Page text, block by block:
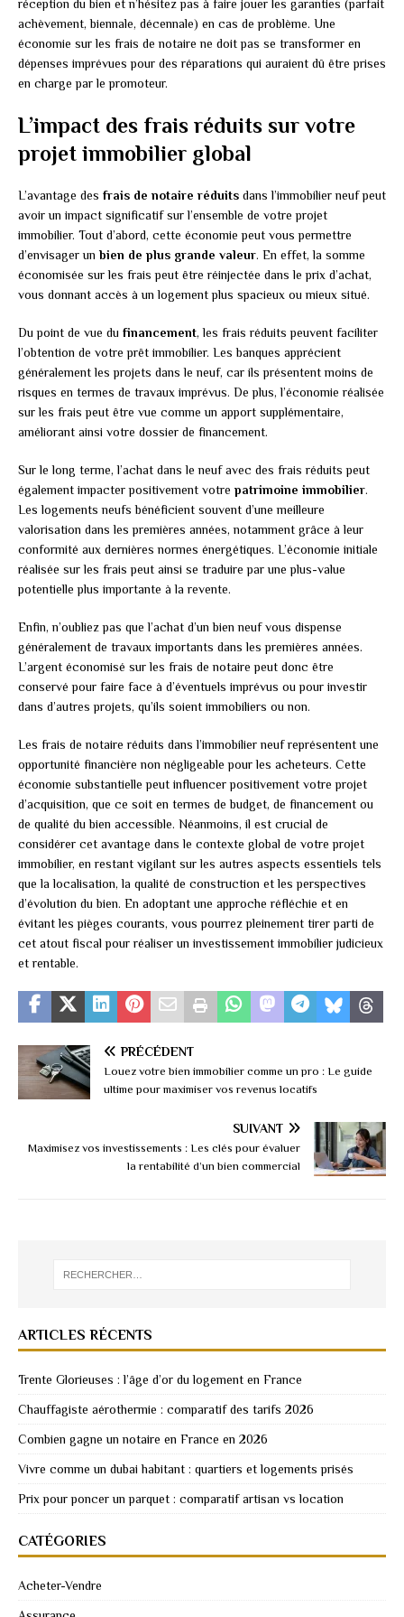
réception du bien et n’hésitez pas à faire jouer les garanties (parfait
achèvement, biennale, décennale) en cas de problème. Une
économie sur les frais de notaire ne doit pas se transformer en
dépenses imprévues pour des réparations qui auraient dû être prises
en charge par le promoteur.
L’impact des frais réduits sur votre
projet immobilier global
L’avantage des frais de notaire réduits dans l’immobilier neuf peut
avoir un impact significatif sur l’ensemble de votre projet
immobilier. Tout d’abord, cette économie peut vous permettre
d’envisager unbien de plus grande valeur. En effet, la somme
économisée sur les frais peut être réinjectée dans le prix d’achat,
vous donnant accès à un logement plus spacieux ou mieux situé.
Du point de vue du financement, les frais réduits peuvent faciliter
l’obtention de votre prêt immobilier. Les banques apprécient
généralement les projets dans le neuf, car ils présentent moins de
risques en termes de travaux imprévus. De plus, l’économie réalisée
sur les frais peut être vue comme un apport supplémentaire,
améliorant ainsi votre dossier de financement.
Sur le long terme, l’achat dans le neuf avec des frais réduits peut
également impacter positivement votre patrimoine immobilier.
Les logements neufs bénéficient souvent d’une meilleure
valorisation dans les premières années, notamment grâce à leur
conformité aux dernières normes énergétiques. L’économie initiale
réalisée sur les frais peut ainsi se traduire par une plus-value
potentielle plus importante à la revente.
Enfin, n’oubliez pas que l’achat d’un bien neuf vous dispense
généralement de travaux importants dans les premières années.
L’argent économisé sur les frais de notaire peut donc être
conservé pour faire face à d’éventuels imprévus ou pour investir
dans d’autres projets, qu’ils soient immobiliers ou non.
Les frais de notaire réduits dans l’immobilier neuf représentent une
opportunité financière non négligeable pour les acheteurs. Cette
économie substantielle peut influencer positivement votre projet
d’acquisition, que ce soit en termes de budget, de financement ou
de qualité du bien accessible. Néanmoins, il est crucial de
considérer cet avantage dans le contexte global de votre projet
immobilier, en restant vigilant sur les autres aspects essentiels tels
que la localisation, la qualité de construction et les perspectives
d’évolution du bien. En adoptant une approche réfléchie et en
évitant les pièges courants, vous pourrez pleinement tirer parti de
cet atout fiscal pour réaliser un investissement immobilier judicieux
et rentable.
PRÉCÉDENT
Louez votre bien immobilier comme un pro : Le guide
ultime pour maximiser vos revenus locatifs
SUIVANT
Maximisez vos investissements : Les clés pour évaluer
la rentabilité d’un bien commercial
ARTICLES RÉCENTS
Trente Glorieuses : l’âge d’or du logement en France
Chauffagiste aérothermie : comparatif des tarifs 2026
Combien gagne un notaire en France en 2026
Vivre comme un dubai habitant : quartiers et logements prisés
Prix pour poncer un parquet : comparatif artisan vs location
CATÉGORIES
Acheter-Vendre